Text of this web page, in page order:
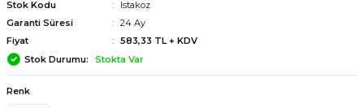
Stok Kodu
Istakoz
Garanti Süresi
24 Ay
Fiyat
583,33 TL + KDV
Stok Durumu
Stokta Var
Renk